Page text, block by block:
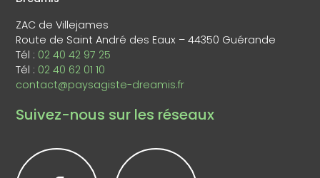
ZAC de Villejames
Route de Saint André des Eaux – 44350 Guérande
Tél : 02 40 42 97 25
Tél : 02 40 62 01 10
contact@paysagiste-dreamis.fr
Suivez-nous sur les réseaux